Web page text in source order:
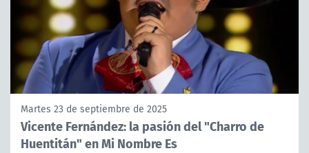
Martes 23 de septiembre de 2025
Vicente Fernández: la pasión del "Charro de
Huentitán" en Mi Nombre Es